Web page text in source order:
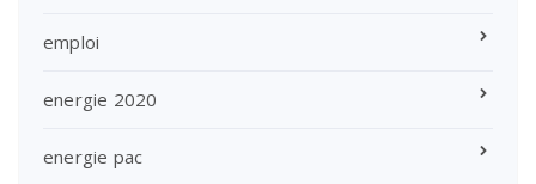
emploi
energie 2020
energie pac